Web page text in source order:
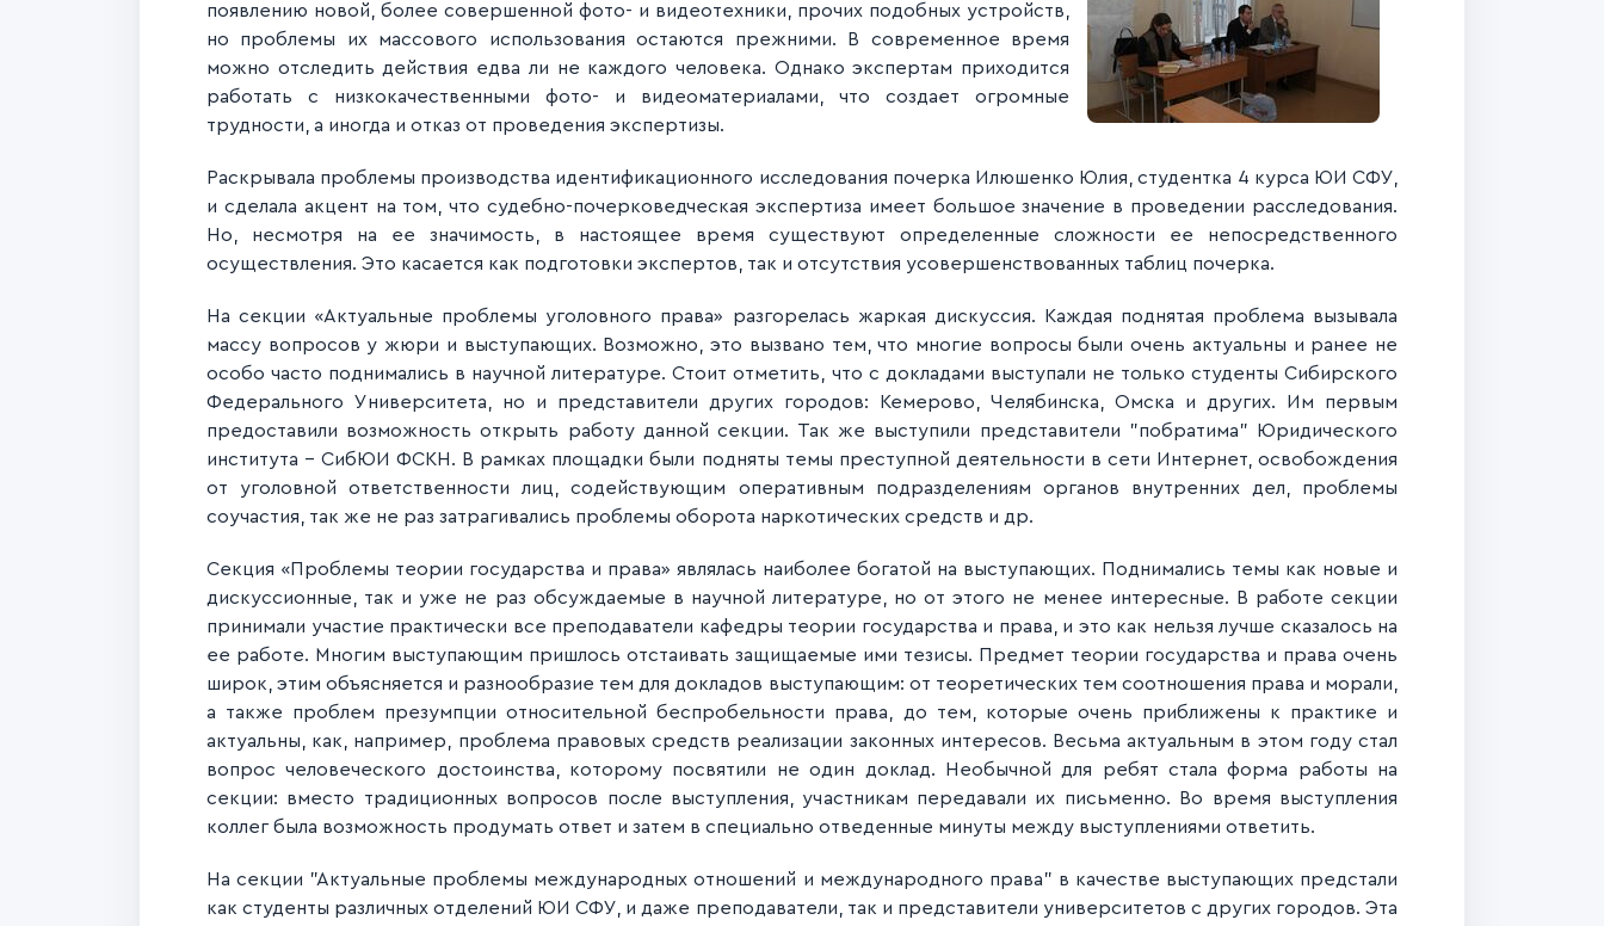
появлению новой, более совершенной фото- и видеотехники, прочих подобных устройств,
но проблемы их массового использования остаются прежними. В современное время
можно отследить действия едва ли не каждого человека. Однако экспертам приходится
работать с низкокачественными фото- и видеоматериалами, что создает огромные
трудности, а иногда и отказ от проведения экспертизы.
Раскрывала проблемы производства идентификационного исследования почерка Илюшенко Юлия, студентка 4 курса ЮИ СФУ,
и сделала акцент на том, что судебно-почерковедческая экспертиза имеет большое значение в проведении расследования.
Но, несмотря на ее значимость, в настоящее время существуют определенные сложности ее непосредственного
осуществления. Это касается как подготовки экспертов, так и отсутствия усовершенствованных таблиц почерка.
На секции «Актуальные проблемы уголовного права» разгорелась жаркая дискуссия. Каждая поднятая проблема вызывала
массу вопросов у жюри и выступающих. Возможно, это вызвано тем, что многие вопросы были очень актуальны и ранее не
особо часто поднимались в научной литературе. Стоит отметить, что с докладами выступали не только студенты Сибирского
Федерального Университета, но и представители других городов: Кемерово, Челябинска, Омска и других. Им первым
предоставили возможность открыть работу данной секции. Так же выступили представители "побратима" Юридического
института - СибЮИ ФСКН. В рамках площадки были подняты темы преступной деятельности в сети Интернет, освобождения
от уголовной ответственности лиц, содействующим оперативным подразделениям органов внутренних дел, проблемы
соучастия, так же не раз затрагивались проблемы оборота наркотических средств и др.
Секция «Проблемы теории государства и права» являлась наиболее богатой на выступающих. Поднимались темы как новые и
дискуссионные, так и уже не раз обсуждаемые в научной литературе, но от этого не менее интересные. В работе секции
принимали участие практически все преподаватели кафедры теории государства и права, и это как нельзя лучше сказалось на
ее работе. Многим выступающим пришлось отстаивать защищаемые ими тезисы. Предмет теории государства и права очень
широк, этим объясняется и разнообразие тем для докладов выступающим: от теоретических тем соотношения права и морали,
а также проблем презумпции относительной беспробельности права, до тем, которые очень приближены к практике и
актуальны, как, например, проблема правовых средств реализации законных интересов. Весьма актуальным в этом году стал
вопрос человеческого достоинства, которому посвятили не один доклад. Необычной для ребят стала форма работы на
секции: вместо традиционных вопросов после выступления, участникам передавали их письменно. Во время выступления
коллег была возможность продумать ответ и затем в специально отведенные минуты между выступлениями ответить.
На секции "Актуальные проблемы международных отношений и международного права" в качестве выступающих предстали
как студенты различных отделений ЮИ СФУ, и даже преподаватели, так и представители университетов с других городов. Эта